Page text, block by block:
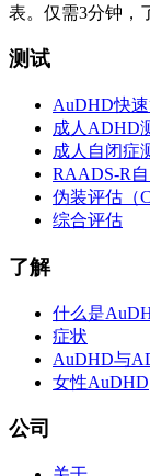
表。仅需3分钟，
测试
AuDHD快
成人ADHD
成人自闭症
RAADS-R
伪装评估（
综合评估
了解
什么是
症状
AuDHD与
女性AuDHD
公司